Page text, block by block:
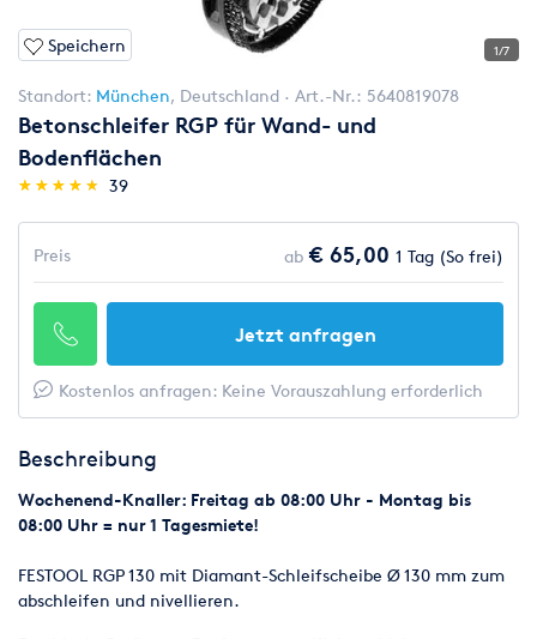
Speichern 1/7
Standort: München, Deutschland Art.-Nr.: 5640819078
Betonschleifer RGP für Wand- und
Bodenflächen
(*)
★
★
(*)★
★
(*) ★
★
(*) ★
★
(*) ★
★ 39
Preis ab € 65,00 1 Tag (So frei)
Jetzt anfragen
Kostenlos anfragen: Keine Vorauszahlung erforderlich
Beschreibung
Wochenend-Knaller: Freitag ab 08:00 Uhr - Montag bis
08:00 Uhr = nur 1 Tagesmiete!
FESTOOL RGP 130 mit Diamant-Schleifscheibe Ø 130 mm zum
abschleifen und nivellieren.